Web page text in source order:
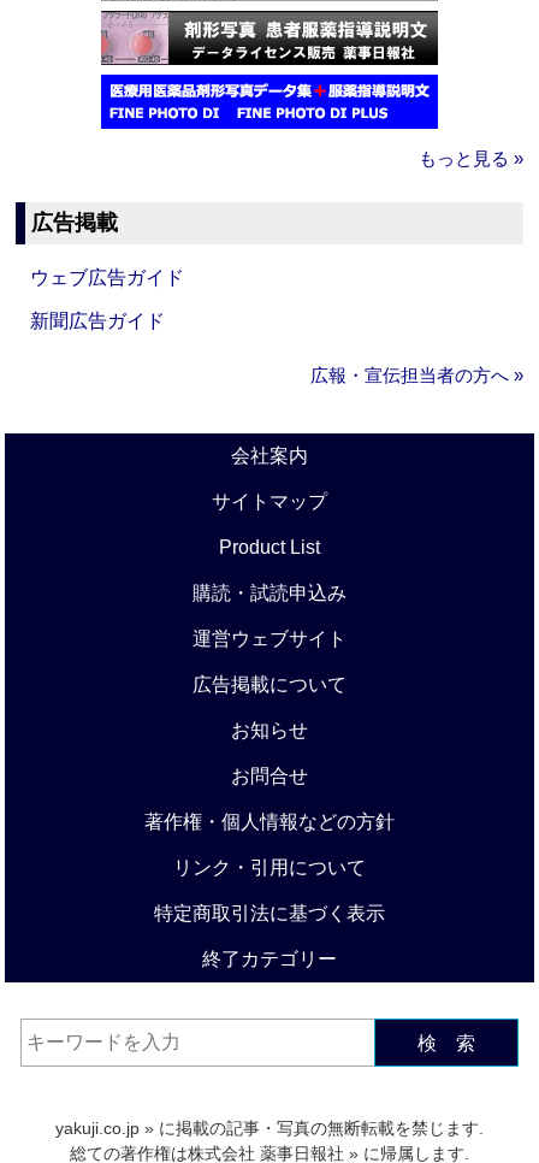
もっと見る »
広告掲載
ウェブ広告ガイド
新聞広告ガイド
広報・宣伝担当者の方へ »
会社案内
サイトマップ
Product List
購読・試読申込み
運営ウェブサイト
広告掲載について
お知らせ
お問合せ
著作権・個人情報などの方針
リンク・引用について
特定商取引法に基づく表示
終了カテゴリー
検 索
yakuji.co.jp » に掲載の記事・写真の無断転載を禁じます.
総ての著作権は株式会社 薬事日報社 » に帰属します.